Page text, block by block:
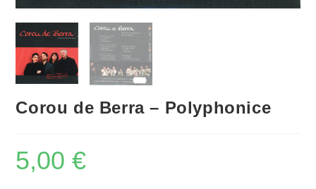
Corou de Berra – Polyphonice
5,00€